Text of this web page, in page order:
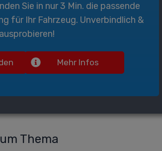
Sie in nur 3 Min. die passende
für Ihr Fahrzeug. Unverbindlich &
Mehr Infos
Thema